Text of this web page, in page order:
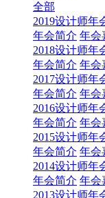
全部
2019设计师年
年会简介 年会
2018设计师年
年会简介 年会
2017设计师年
年会简介 年会
2016设计师年
年会简介 年会
2015设计师年
年会简介 年会
2014设计师年
年会简介 年会
2013设计师年